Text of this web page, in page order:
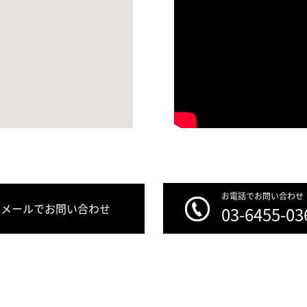
メールでお問い合わせ
お電話でお問い合わせ
03-6455-